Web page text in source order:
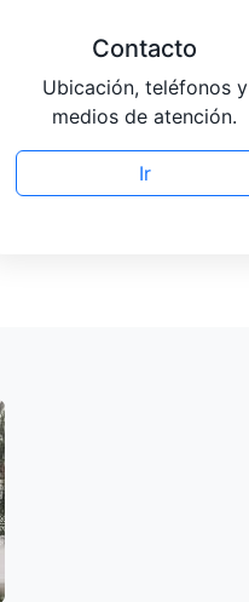
Contacto
Ubicación, teléfonos y
medios de atención.
Ir